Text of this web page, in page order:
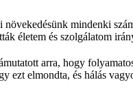
mindenki
életem és szolgálatom
arra, hogy
ezt elmondta, és hálás